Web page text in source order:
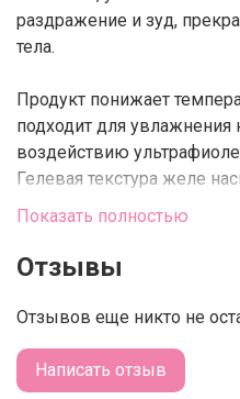
раздражение и зуд,
тела.
Продукт понижает
подходит для
воздействию
Гелевая текстура желе
оставляет липкости.
Главным компонентом
районе Чёджу. Берёзовый
фруктозой, делает кожу
активность кераноцитов,
Показать полностью
Отзывы
Отзывов еще никто не
Написать отзыв